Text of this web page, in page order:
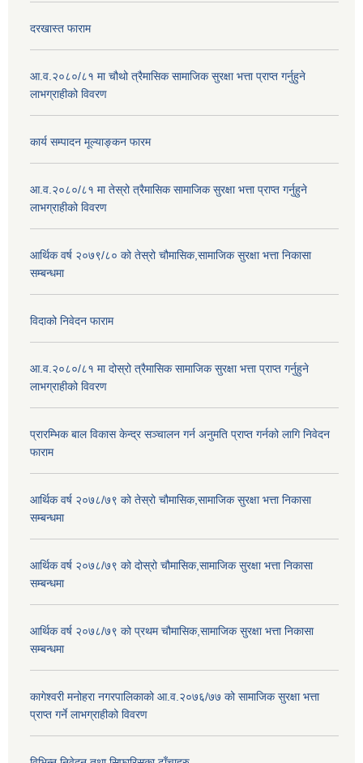
दरखास्त फाराम
आ.व.२०८०/८१ मा चौथो त्रैमासिक सामाजिक सुरक्षा भत्ता प्राप्त गर्नुहुने
लाभग्राहीको विवरण
कार्य सम्पादन मूल्याङ्कन फारम
आ.व.२०८०/८१ मा तेस्रो त्रैमासिक सामाजिक सुरक्षा भत्ता प्राप्त गर्नुहुने
लाभग्राहीको विवरण
आर्थिक वर्ष २०७९/८० को तेस्रो चौमासिक,सामाजिक सुरक्षा भत्ता निकासा
सम्बन्धमा
विदाको निवेदन फाराम
आ.व.२०८०/८१ मा दोस्रो त्रैमासिक सामाजिक सुरक्षा भत्ता प्राप्त गर्नुहुने
लाभग्राहीको विवरण
प्रारम्भिक बाल विकास केन्द्र सञ्चालन गर्न अनुमति प्राप्त गर्नको लागि निवेदन
फाराम
आर्थिक वर्ष २०७८/७९ को तेस्रो चौमासिक,सामाजिक सुरक्षा भत्ता निकासा
सम्बन्धमा
आर्थिक वर्ष २०७८/७९ को दोस्रो चौमासिक,सामाजिक सुरक्षा भत्ता निकासा
सम्बन्धमा
आर्थिक वर्ष २०७८/७९ को प्रथम चौमासिक,सामाजिक सुरक्षा भत्ता निकासा
सम्बन्धमा
कागेश्वरी मनोहरा नगरपालिकाको आ.व.२०७६/७७ को सामाजिक सुरक्षा भत्ता
प्राप्त गर्ने लाभग्राहीको विवरण